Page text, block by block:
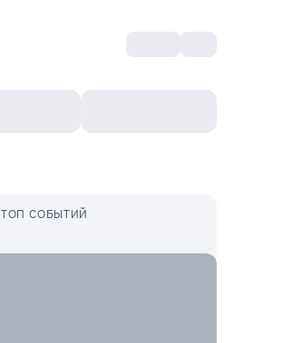
ТОП СОБЫТИЙ